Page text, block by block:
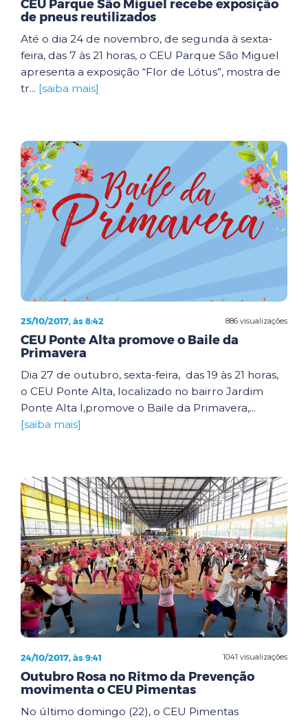
CEU Parque São Miguel recebe exposição
de pneus reutilizados
Até o dia 24 de novembro, de segunda à sexta-
feira, das 7 às 21 horas, o CEU Parque São Miguel
apresenta a exposição “Flor de Lótus”, mostra de
tr... [saiba mais]
886 visualizações
25/10/2017, às 8:42
CEU Ponte Alta promove o Baile da
Primavera
Dia 27 de outubro, sexta-feira, das 19 às 21 horas,
o CEU Ponte Alta, localizado no bairro Jardim
Ponte Alta I,promove o Baile da Primavera,...
[saiba mais]
1041 visualizações
24/10/2017, às 9:41
Outubro Rosa no Ritmo da Prevenção
movimenta o CEU Pimentas
No último domingo (22), o CEU Pimentas